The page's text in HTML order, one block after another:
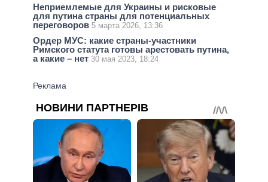
Неприемлемые для Украины и рисковые
для путина страны для потенциальных
переговоров 5 марта 2026, 13:36
Ордер МУС: какие страны-участники
Римского статута готовы арестовать путина,
а какие – нет 30 мая 2023, 18:24